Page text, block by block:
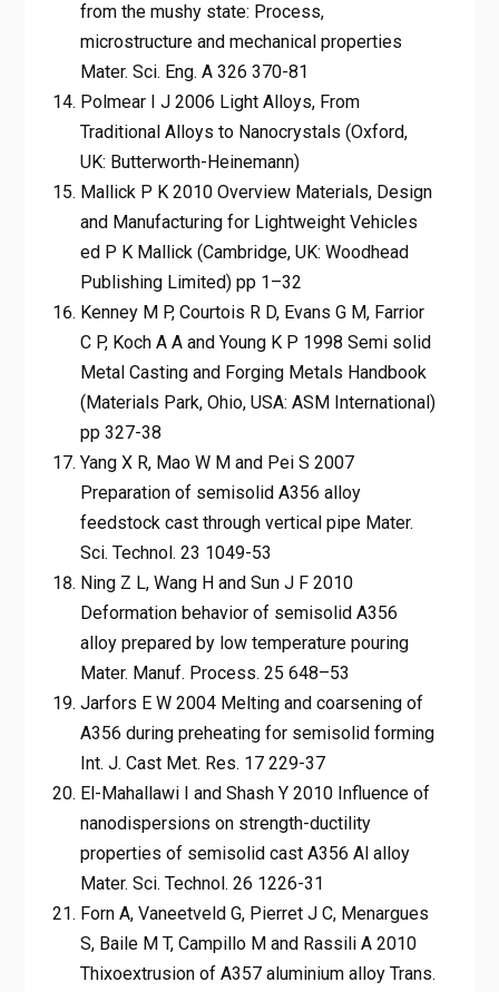
from the mushy state: Process,
microstructure and mechanical properties
Mater. Sci. Eng. A 326 370-81
Polmear I J 2006 Light Alloys, From
Traditional Alloys to Nanocrystals (Oxford,
UK: Butterworth-Heinemann)
Mallick P K 2010 Overview Materials, Design
and Manufacturing for Lightweight Vehicles
ed P K Mallick (Cambridge, UK: Woodhead
Publishing Limited) pp 1–32
Kenney M P, Courtois R D, Evans G M, Farrior
C P, Koch A A and Young K P 1998 Semi solid
Metal Casting and Forging Metals Handbook
(Materials Park, Ohio, USA: ASM International)
pp 327-38
Yang X R, Mao W M and Pei S 2007
Preparation of semisolid A356 alloy
feedstock cast through vertical pipe Mater.
Sci. Technol. 23 1049-53
Ning Z L, Wang H and Sun J F 2010
Deformation behavior of semisolid A356
alloy prepared by low temperature pouring
Mater. Manuf. Process. 25 648–53
Jarfors E W 2004 Melting and coarsening of
A356 during preheating for semisolid forming
Int. J. Cast Met. Res. 17 229-37
El-Mahallawi I and Shash Y 2010 Influence of
nanodispersions on strength-ductility
properties of semisolid cast A356 Al alloy
Mater. Sci. Technol. 26 1226-31
Forn A, Vaneetveld G, Pierret J C, Menargues
S, Baile M T, Campillo M and Rassili A 2010
Thixoextrusion of A357 aluminium alloy Trans.